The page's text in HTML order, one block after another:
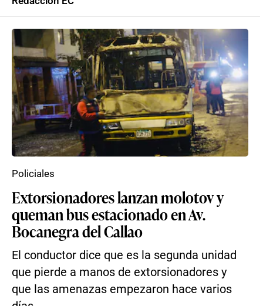
Extorsionadores lanzan molotov y
queman bus estacionado en Av.
Bocanegra del Callao
El conductor dice que es la segunda unidad
que pierde a manos de extorsionadores y
que las amenazas empezaron hace varios
Policiales